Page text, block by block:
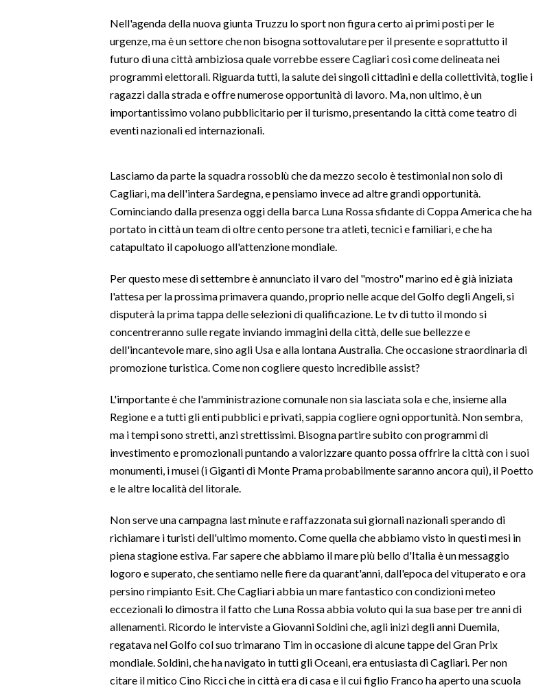
RISULTATI E CLASSIFICHE
Nell'agenda della nuova giunta Truzzu lo sport non figura certo ai primi posti per le
urgenze, ma è un settore che non bisogna sottovalutare per il presente e soprattutto il
futuro di una città ambiziosa quale vorrebbe essere Cagliari così come delineata nei
programmi elettorali. Riguarda tutti, la salute dei singoli cittadini e della collettività, toglie i
ragazzi dalla strada e offre numerose opportunità di lavoro. Ma, non ultimo, è un
importantissimo volano pubblicitario per il turismo, presentando la città come teatro di
eventi nazionali ed internazionali.
Lasciamo da parte la squadra rossoblù che da mezzo secolo è testimonial non solo di
Cagliari, ma dell'intera Sardegna, e pensiamo invece ad altre grandi opportunità.
Cominciando dalla presenza oggi della barca Luna Rossa sfidante di Coppa America che ha
portato in città un team di oltre cento persone tra atleti, tecnici e familiari, e che ha
catapultato il capoluogo all'attenzione mondiale.
Per questo mese di settembre è annunciato il varo del "mostro" marino ed è già iniziata
l'attesa per la prossima primavera quando, proprio nelle acque del Golfo degli Angeli, si
disputerà la prima tappa delle selezioni di qualificazione. Le tv di tutto il mondo si
concentreranno sulle regate inviando immagini della città, delle sue bellezze e
dell'incantevole mare, sino agli Usa e alla lontana Australia. Che occasione straordinaria di
promozione turistica. Come non cogliere questo incredibile assist?
L'importante è che l'amministrazione comunale non sia lasciata sola e che, insieme alla
Regione e a tutti gli enti pubblici e privati, sappia cogliere ogni opportunità. Non sembra,
ma i tempi sono stretti, anzi strettissimi. Bisogna partire subito con programmi di
investimento e promozionali puntando a valorizzare quanto possa offrire la città con i suoi
monumenti, i musei (i Giganti di Monte Prama probabilmente saranno ancora qui), il Poetto
e le altre località del litorale.
Non serve una campagna last minute e raffazzonata sui giornali nazionali sperando di
richiamare i turisti dell'ultimo momento. Come quella che abbiamo visto in questi mesi in
piena stagione estiva. Far sapere che abbiamo il mare più bello d'Italia è un messaggio
logoro e superato, che sentiamo nelle fiere da quarant'anni, dall'epoca del vituperato e ora
persino rimpianto Esit. Che Cagliari abbia un mare fantastico con condizioni meteo
eccezionali lo dimostra il fatto che Luna Rossa abbia voluto qui la sua base per tre anni di
allenamenti. Ricordo le interviste a Giovanni Soldini che, agli inizi degli anni Duemila,
regatava nel Golfo col suo trimarano Tim in occasione di alcune tappe del Gran Prix
mondiale. Soldini, che ha navigato in tutti gli Oceani, era entusiasta di Cagliari. Per non
citare il mitico Cino Ricci che in città era di casa e il cui figlio Franco ha aperto una scuola